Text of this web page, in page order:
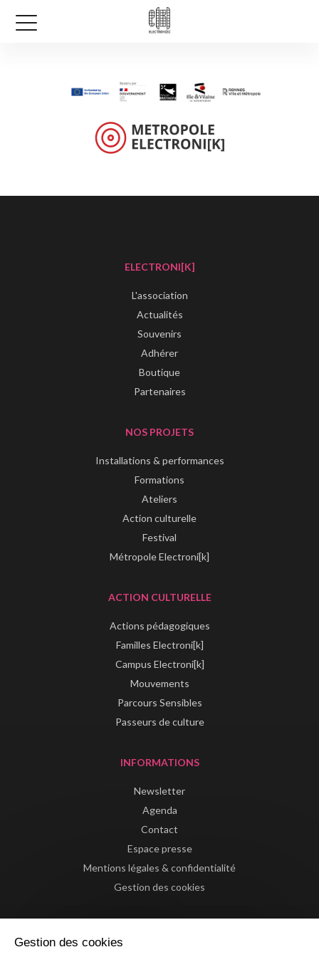
ELECTRONI[K]
L'association
Actualités
Souvenirs
Adhérer
Boutique
Partenaires
NOS PROJETS
Installations & performances
Formations
Ateliers
Action culturelle
Festival
Métropole Electroni[k]
ACTION CULTURELLE
Actions pédagogiques
Familles Electroni[k]
Campus Electroni[k]
Mouvements
Parcours Sensibles
Passeurs de culture
INFORMATIONS
Newsletter
Agenda
Contact
Espace presse
Mentions légales & confidentialité
Gestion des cookies
Gestion des cookies